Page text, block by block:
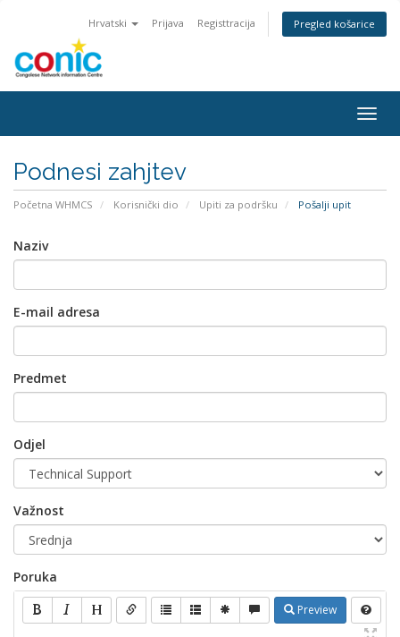
Hrvatski Prijava Registtracija Pregled košarice
Podnesi zahjtev
Početna WHMCS Korisnički dio Upiti za podršku Pošalji upit
Naziv
E-mail adresa
Predmet
Odjel
Važnost
Poruka
Preview